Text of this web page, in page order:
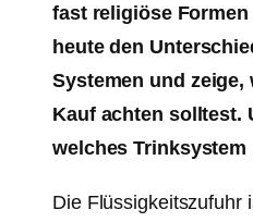
fast religiöse
heute den
Systemen und zeige,
Kauf achten solltest.
welches
Die Flüssigkeitszufuhr